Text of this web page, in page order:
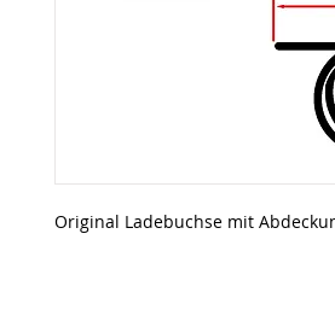
Original Ladebuchse mit